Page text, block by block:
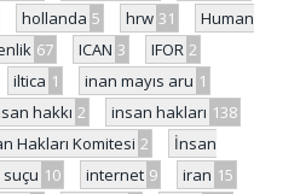
hollanda 5 hrw 31
Human
67 ICAN 3 IFOR 2
iltica 1 inan mayıs aru 1
hakkı 2 insan hakları 138
Hakları Komitesi 2
İnsan
suçu 10 internet 9 iran 15